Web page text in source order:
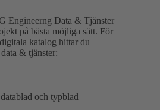
Engineerng Data & Tjänster
på bästa möjliga sätt. För
katalog hittar du
& tjänster:
och typblad